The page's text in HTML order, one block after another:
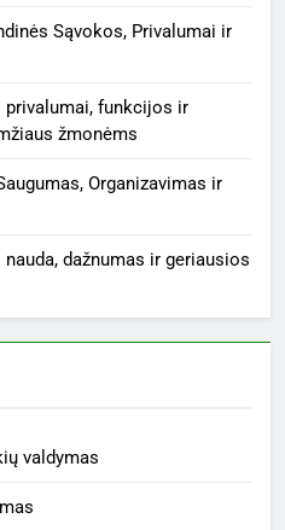
Sąvokos, Privalumai ir
funkcijos ir
žmonėms
Organizavimas ir
dažnumas ir geriausios
valdymas